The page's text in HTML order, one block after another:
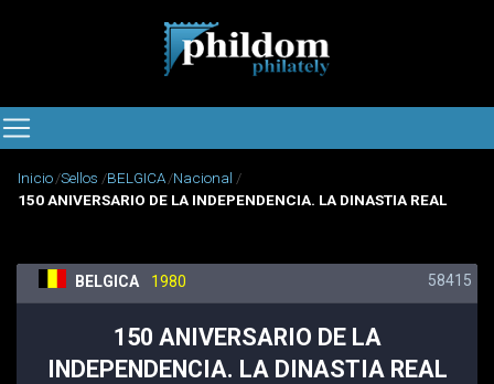
Inicio Sellos BELGICA Nacional
150 ANIVERSARIO DE LA INDEPENDENCIA. LA DINASTIA REAL
BELGICA 1980 58415
150 ANIVERSARIO DE LA
INDEPENDENCIA. LA DINASTIA REAL